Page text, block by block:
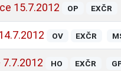
15.7.2012 OP EXČR
OV EXČR
HO EXČR